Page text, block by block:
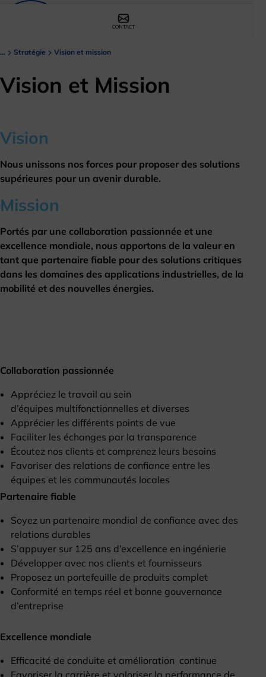
CONTACT
... Stratégie Vision et mission
Vision et Mission
Vision
Nous unissons nos forces pour proposer des solutions
supérieures pour un avenir durable.
Mission
Portés par une collaboration passionnée et une
excellence mondiale, nous apportons de la valeur en
tant que partenaire fiable pour des solutions critiques
dans les domaines des applications industrielles, de la
mobilité et des nouvelles énergies.
Collaboration passionnée
Appréciez le travail au sein
d’équipes multifonctionnelles et diverses
Apprécier les différents points de vue
Faciliter les échanges par la transparence
Écoutez nos clients et comprenez leurs besoins
Favoriser des relations de confiance entre les
équipes et les communautés locales
Partenaire fiable
Soyez un partenaire mondial de confiance avec des
relations durables
S’appuyer sur 125 ans d’excellence en ingénierie
Développer avec nos clients et fournisseurs
Proposez un portefeuille de produits complet
Conformité en temps réel et bonne gouvernance
d’entreprise
Excellence mondiale
Efficacité de conduite et amélioration continue